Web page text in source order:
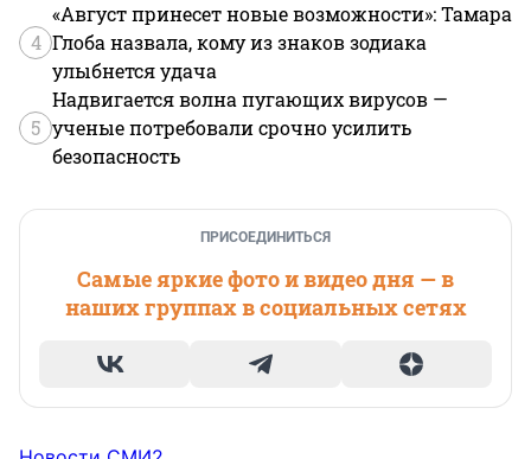
4
«Август принесет новые возможности»: Тамара
Глоба назвала, кому из знаков зодиака
улыбнется удача
5
Надвигается волна пугающих вирусов —
ученые потребовали срочно усилить
безопасность
ПРИСОЕДИНИТЬСЯ
Самые яркие фото и видео дня — в
наших группах в социальных сетях